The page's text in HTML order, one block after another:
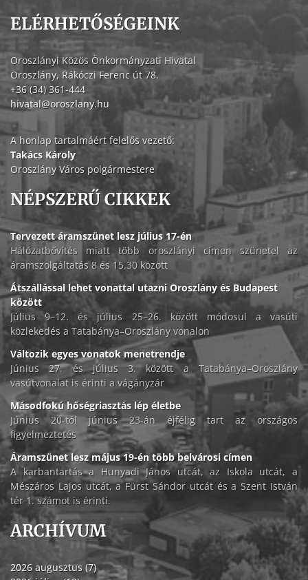
ELÉRHETŐSÉGEINK
Oroszlányi Közös Önkormányzati Hivatal
Oroszlány, Rákóczi Ferenc út 78.
+36 (34) 361-444
hivatal@oroszlany.hu
A honlap tartalmáért felelős vezető:
Takács Károly
Oroszlány Város polgármestere
NÉPSZERŰ CIKKEK
Tervezett áramszünet lesz július 17-én
Hálózatbővítés miatt több oroszlányi címen szünetel az
áramszolgáltatás 8 és 15.30 között
Átszállással lehet vonattal utazni Oroszlány és Budapest
között
Július 9–12. és július 25–26. között módosul a vasúti
közlekedés a Tatabánya–Oroszlány vonalon
Változik egyes vonatok menetrendje
Június 27. és július 3. között a Tatabánya–Oroszlány
vasútvonalat is érinti a vágányzár
Másodfokú hőségriasztás lép életbe
Június 20-tól június 23-án éjfélig tart az országos
figyelmeztetés
Áramszünet lesz május 19-én több belvárosi címen
A karbantartás a Hunyadi János utcát, az Iskola utcát, a
Mészáros Lajos utcát, a Fürst Sándor utcát és a Szent István
tér 1. számot is érinti.
ARCHÍVUM
2026 augusztus (7)